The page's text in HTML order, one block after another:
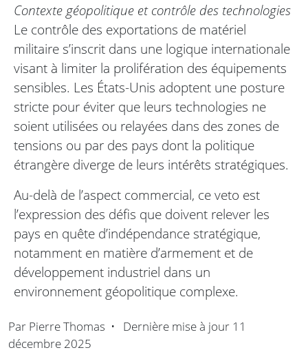
Contexte géopolitique et contrôle des technologies
Le contrôle des exportations de matériel
militaire s’inscrit dans une logique internationale
visant à limiter la prolifération des équipements
sensibles. Les États-Unis adoptent une posture
stricte pour éviter que leurs technologies ne
soient utilisées ou relayées dans des zones de
tensions ou par des pays dont la politique
étrangère diverge de leurs intérêts stratégiques.
Au-delà de l’aspect commercial, ce veto est
l’expression des défis que doivent relever les
pays en quête d’indépendance stratégique,
notamment en matière d’armement et de
développement industriel dans un
environnement géopolitique complexe.
Par Pierre Thomas • Dernière mise à jour 11
décembre 2025